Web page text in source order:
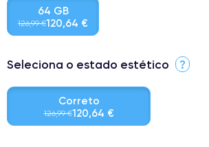
64 GB
126,99 €120,64 €
Seleciona o estado estético ?
Correto
126,99 €120,64 €